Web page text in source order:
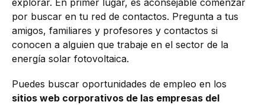
explorar. En primer lugar, es aconsejable comenzar
por buscar en tu red de contactos. Pregunta a tus
amigos, familiares y profesores y contactos si
conocen a alguien que trabaje en el sector de la
energía solar fotovoltaica.
Puedes buscar oportunidades de empleo en los
sitios web corporativos de las empresas del